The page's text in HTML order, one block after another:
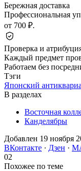
Бережная доставка
Профессиональная
от 700 ₽.
Проверка и
Каждый предмет
Работаем без
Тэги
Японский
В разделах
Восточная
Канделябры
Добавлен 19 ноября
ВКонтакте · Дзен ·
02
Похожее по теме